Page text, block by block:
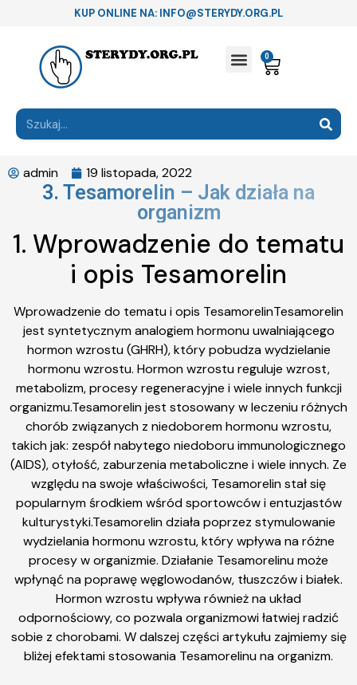
KUP ONLINE NA: INFO@STERYDY.ORG.PL
0
admin 19 listopada, 2022
3. Tesamorelin – Jak działa na
organizm
1. Wprowadzenie do tematu
i opis Tesamorelin
Wprowadzenie do tematu i opis TesamorelinTesamorelin
jest syntetycznym analogiem hormonu uwalniającego
hormon wzrostu (GHRH), który pobudza wydzielanie
hormonu wzrostu. Hormon wzrostu reguluje wzrost,
metabolizm, procesy regeneracyjne i wiele innych funkcji
organizmu.Tesamorelin jest stosowany w leczeniu różnych
chorób związanych z niedoborem hormonu wzrostu,
takich jak: zespół nabytego niedoboru immunologicznego
(AIDS), otyłość, zaburzenia metaboliczne i wiele innych. Ze
względu na swoje właściwości, Tesamorelin stał się
popularnym środkiem wśród sportowców i entuzjastów
kulturystyki.Tesamorelin działa poprzez stymulowanie
wydzielania hormonu wzrostu, który wpływa na różne
procesy w organizmie. Działanie Tesamorelinu może
wpłynąć na poprawę węglowodanów, tłuszczów i białek.
Hormon wzrostu wpływa również na układ
odpornościowy, co pozwala organizmowi łatwiej radzić
sobie z chorobami. W dalszej części artykułu zajmiemy się
bliżej efektami stosowania Tesamorelinu na organizm.